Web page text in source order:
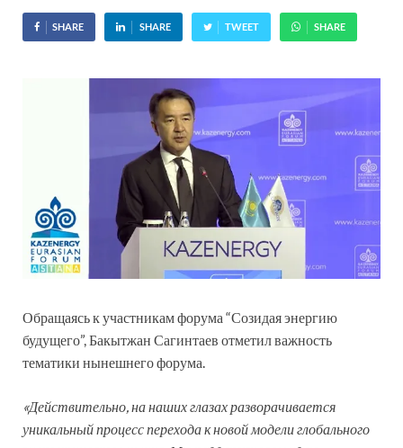
SHARE SHARE TWEET SHARE
Обращаясь к участникам форума “Созидая энергию
будущего”, Бакытжан Сагинтаев отметил важность
тематики нынешнего форума.
«Действительно, на наших глазах разворачивается
уникальный процесс перехода к новой модели глобального